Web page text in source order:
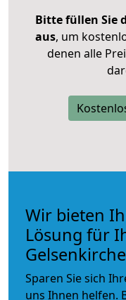
Bitte füllen Sie
aus, um
denen alle
Wir bieten
Lösung für
Sparen Sie sich
uns Ihnen helfen.